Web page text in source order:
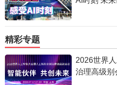
精彩专题
2026世界
治理高级别